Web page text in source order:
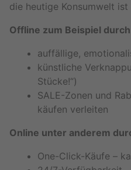
die heu­ti­ge Kon­sum­welt
Off­line zum Bei­spiel
auf­fäl­li­ge,
künst­li­che
Stü­cke!“)
SA­LE-Zo­nen und
käu­fen ver­lei­ten
On­line unter an­de­rem
One-Click-Käu­fe –